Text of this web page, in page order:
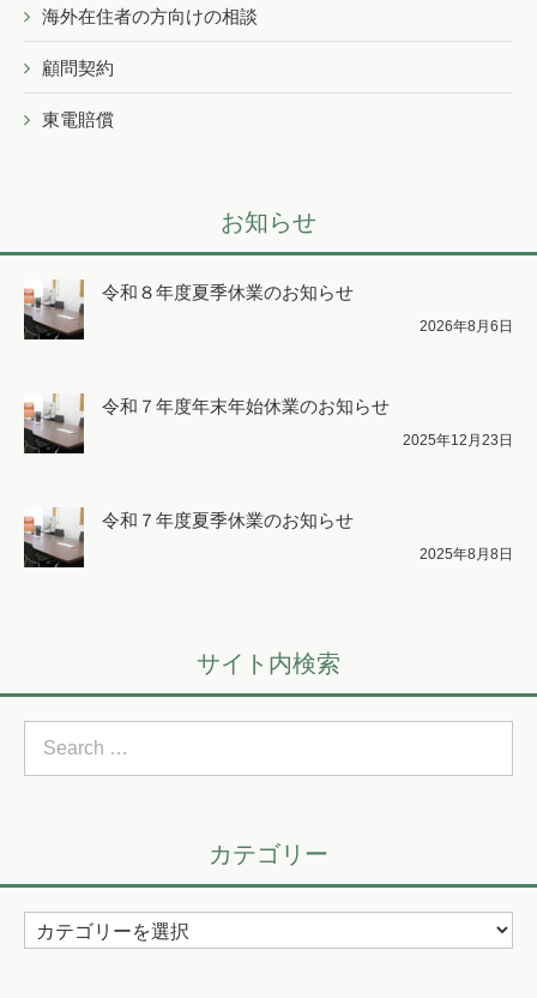
海外在住者の方向けの相談
顧問契約
東電賠償
お知らせ
令和８年度夏季休業のお知らせ
2026年8月6日
令和７年度年末年始休業のお知らせ
2025年12月23日
令和７年度夏季休業のお知らせ
2025年8月8日
サイト内検索
Search
カテゴリー
カ